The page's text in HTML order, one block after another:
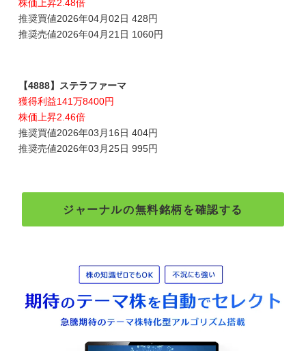
株価上昇2.48倍
推奨買値2026年04月02日 428円
推奨売値2026年04月21日 1060円
【4888】ステラファーマ
獲得利益141万8400円
株価上昇2.46倍
推奨買値2026年03月16日 404円
推奨売値2026年03月25日 995円
ジャーナルの無料銘柄を確認する